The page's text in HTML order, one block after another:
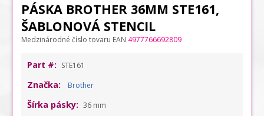
PÁSKA BROTHER 36MM STE161,
ŠABLONOVÁ STENCIL
Medzinárodné číslo tovaru EAN 4977766692809
Part #: STE161
Značka: Brother
Šírka pásky: 36 mm